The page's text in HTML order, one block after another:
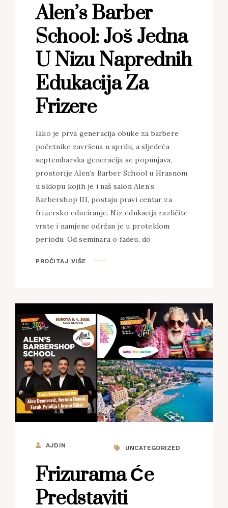
Alen’s Barber
School: Još Jedna
U Nizu Naprednih
Edukacija Za
Frizere
Iako je prva generacija obuke za barbere
početnike završena u aprilu, a sljedeća
septembarska generacija se popunjava,
prostorije Alen’s Barber School u Hrasnom
u sklopu kojih je i naš salon Alen’s
Barbershop III, postaju pravi centar za
frizersko educiranje. Niz edukacija različite
vrste i namjene održan je u proteklom
periodu. Od seminara o fadeu, do
PROČITAJ VIŠE
AJDIN UNCATEGORIZED
Frizurama Će
Predstaviti